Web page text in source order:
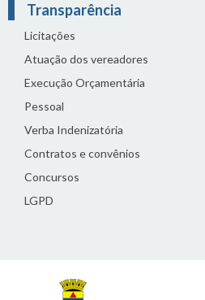
Transparência
Licitações
Atuação dos vereadores
Execução Orçamentária
Pessoal
Verba Indenizatória
Contratos e convênios
Concursos
LGPD